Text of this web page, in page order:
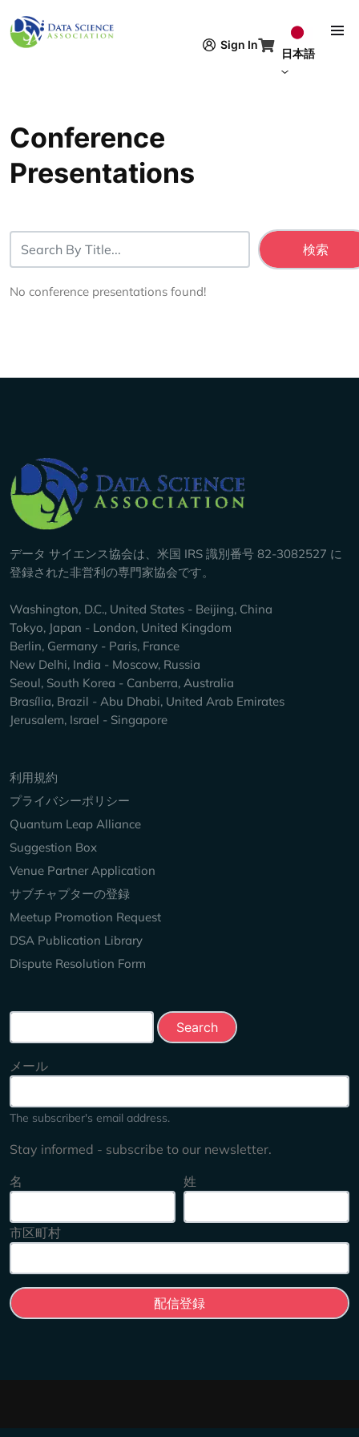
Sign In
日本語
Conference
Presentations
No conference presentations found!
Company Info
データ サイエンス協会は、米国 IRS 識別番号 82-3082527 に
登録された非営利の専門家協会です。
Washington, D.C., United States - Beijing, China
Tokyo, Japan - London, United Kingdom
Berlin, Germany - Paris, France
New Delhi, India - Moscow, Russia
Seoul, South Korea - Canberra, Australia
Brasília, Brazil - Abu Dhabi, United Arab Emirates
Jerusalem, Israel - Singapore
Keep Exploring
利用規約
プライバシーポリシー
Quantum Leap Alliance
Suggestion Box
Venue Partner Application
サブチャプターの登録
Meetup Promotion Request
DSA Publication Library
Dispute Resolution Form
メール
The subscriber's email address.
Stay informed - subscribe to our newsletter.
名
姓
市区町村